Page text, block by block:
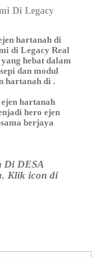
Di Legacy
hartanah di
di Legacy Real
hebat dalam
dan modul
hartanah di.
hartanah
hero ejen
berjaya
Di DESA
Klik icon di